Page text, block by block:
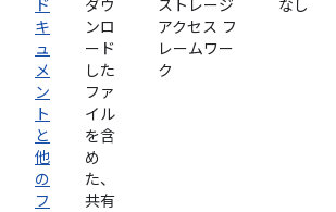
ド
キ
ュ
メ
ン
ト
と
他
の
フ
ダウ
ンロ
ード
した
ファ
イル
を含
め
た、
共有
ストレージ
アクセス フ
レームワー
ク
なし